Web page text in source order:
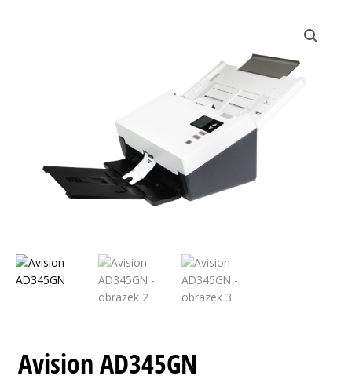
Avision AD345GN